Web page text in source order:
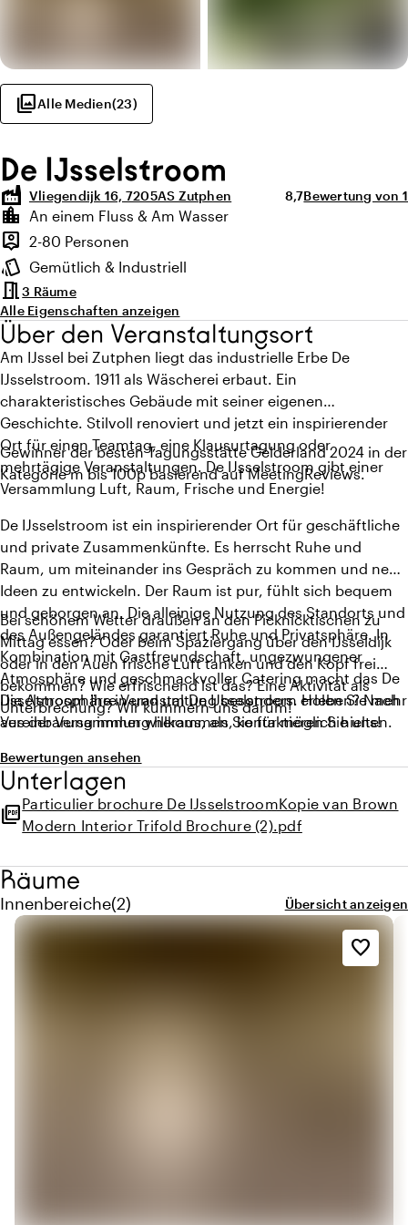
photo_libraryAlle Medien(23)
De IJsselstroom
factory Vliegendijk 16, 7205AS Zutphen Durchschnittliche
8,7Anzahl der
Bewertung von 1
Highlights
location_city
Lage und Umgebung
An einem Fluss & Am Wasser
person_pin
Kapazität
2-80 Personen
style
Ambiente
Gemütlich & Industriell
meeting_room3 Räume
Alle Eigenschaften anzeigen
Über den Veranstaltungsort
Am IJssel bei Zutphen liegt das industrielle Erbe De
IJsselstroom. 1911 als Wäscherei erbaut. Ein
charakteristisches Gebäude mit seiner eigenen
Geschichte. Stilvoll renoviert und jetzt ein inspirierender
Ort für einen Teamtag, eine Klausurtagung oder
mehrtägige Veranstaltungen. De IJsselstroom gibt einer
Versammlung Luft, Raum, Frische und Energie!
Gewinner der besten Tagungsstätte Gelderland 2024 in der
Kategorie m bis 100p basierend auf MeetingReviews.
De IJsselstroom ist ein inspirierender Ort für geschäftliche
und private Zusammenkünfte. Es herrscht Ruhe und
Raum, um miteinander ins Gespräch zu kommen und neue
Ideen zu entwickeln. Der Raum ist pur, fühlt sich bequem
und geborgen an. Die alleinige Nutzung des Standorts und
des Außengeländes garantiert Ruhe und Privatsphäre. In
Kombination mit Gastfreundschaft, ungezwungener
Atmosphäre und geschmackvoller Catering macht das De
IJsselstroom Ihre Veranstaltung besonders. Holen Sie mehr
aus der Versammlung heraus, als Sie für möglich hielten.
Bei schönem Wetter draußen an den Picknicktischen zu
Mittag essen? Oder beim Spaziergang über den IJsseldijk
oder in den Auen frische Luft tanken und den Kopf frei
bekommen? Wie erfrischend ist das? Eine Aktivität als
Unterbrechung? Wir kümmern uns darum!
Die Atmosphäre in und um De IJsselstroom erleben? Nach
Vereinbarung immer willkommen, kontaktieren Sie uns!
Bewertungen ansehen
Unterlagen
picture_as_pdfParticulier brochure De IJsselstroomKopie van Brown
Modern Interior Trifold Brochure (2).pdf
Räume
Innenbereiche
Menge innenbereiche: 2
(2) Übersicht anzeigen
favorite_border